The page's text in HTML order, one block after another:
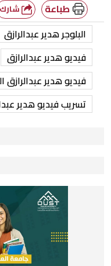
طباعة
البلوجر هدير عبدالرازق
فيديو هدير عبدالرازق
فيديو هدير
تسريب فيديو هدير